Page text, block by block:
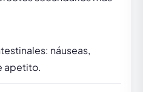
náuseas,
apetito.